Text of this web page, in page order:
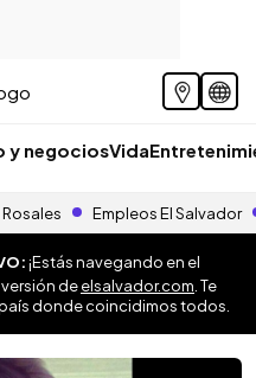
y negociosVida
Empleos El Salvador
¡Estás navegando en el
deelsalvador.com . Te
donde coincidimos todos.